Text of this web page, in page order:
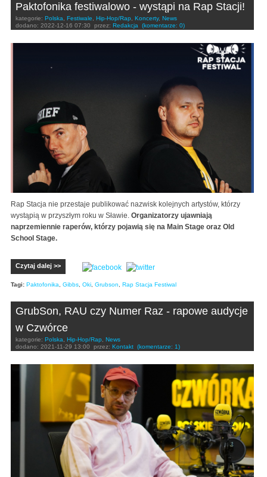
Paktofonika festiwalowo - wystąpi na Rap Stacji!
kategorie: Polska Festiwale Hip-Hop/Rap Koncerty, News
dodano: 2022-12-16 07:30 przez: Redakcja (komentarze: 0)
Rap Stacja nie przestaje publikować nazwisk kolejnych artystów, którzy
wystąpią w przyszłym roku w Sławie. Organizatorzy ujawniają
naprzemiennie raperów, którzy pojawią się na Main Stage oraz Old
School Stage.
Czytaj dalej >>
Tagi: Paktofonika Gibbs Oki Grubson Rap Stacja Festiwal
GrubSon, RAU czy Numer Raz - rapowe audycje
w Czwórce
kategorie: Polska Hip-Hop/Rap
News
dodano: 2021-11-29 13:00 przez: Kontakt (komentarze: 1)